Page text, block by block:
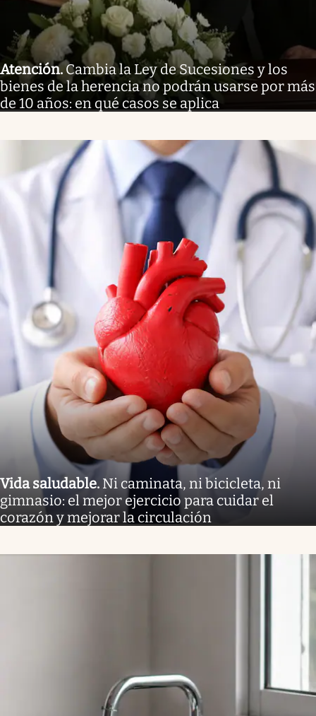
Atención.Cambia la Ley de Sucesiones y los
bienes de la herencia no podrán usarse por más
de 10 años: en qué casos se aplica
Vida saludable. Ni caminata, ni bicicleta, ni
gimnasio: el mejor ejercicio para cuidar el
corazón y mejorar la circulación